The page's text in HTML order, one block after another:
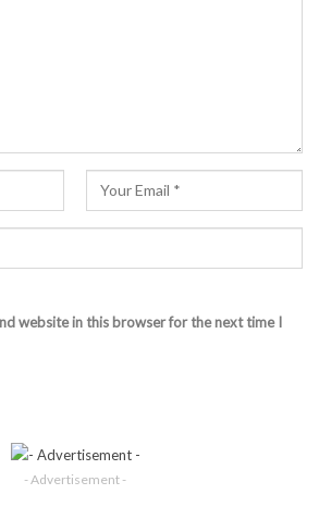
website in this browser for the next time I
- Advertisement -